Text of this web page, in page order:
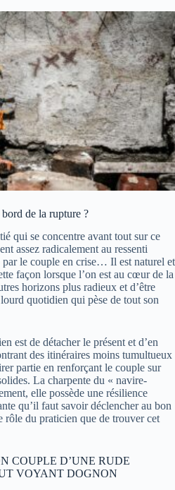
de la rupture ?
qui se concentre avant tout sur ce
assez radicalement au ressenti
par le couple en crise… Il est naturel et
façon lorsque l’on est au cœur de la
horizons plus radieux et d’être
quotidien qui pèse de tout son
est de détacher le présent et d’en
des itinéraires moins tumultueux
partie en renforçant le couple sur
La charpente du « navire-
elle possède une résilience
qu’il faut savoir déclencher au bon
rôle du praticien que de trouver cet
COUPLE D’UNE RUDE
VOYANT DOGNON